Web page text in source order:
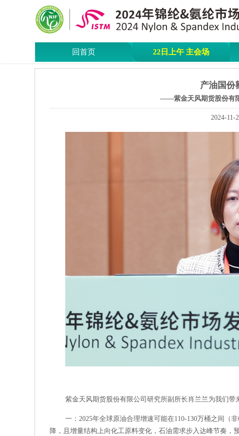
回首页 22日上午 主会场
产油国份
——紫金天风期货股份有
2024-11-
紫金天风期货股份有限公司研究所副所长肖兰兰为我们带
一：2025年全球原油合理增速可能在110-130万桶之间（
降，且增量结构上向化工原料变化，石油需求步入达峰节奏，